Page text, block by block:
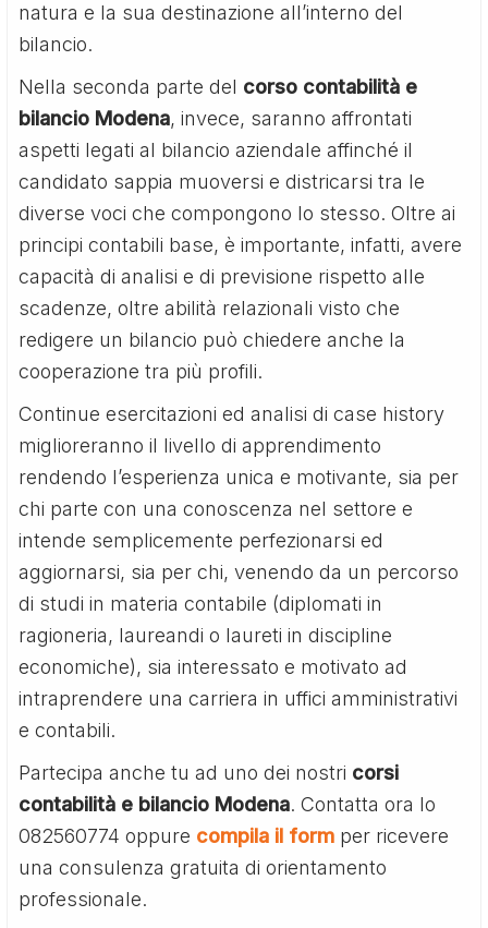
natura e la sua destinazione all’interno del
bilancio.
Nella seconda parte del corso contabilità e
bilancio Modena, invece, saranno affrontati
aspetti legati al bilancio aziendale affinché il
candidato sappia muoversi e districarsi tra le
diverse voci che compongono lo stesso. Oltre ai
principi contabili base, è importante, infatti, avere
capacità di analisi e di previsione rispetto alle
scadenze, oltre abilità relazionali visto che
redigere un bilancio può chiedere anche la
cooperazione tra più profili.
Continue esercitazioni ed analisi di case history
miglioreranno il livello di apprendimento
rendendo l’esperienza unica e motivante, sia per
chi parte con una conoscenza nel settore e
intende semplicemente perfezionarsi ed
aggiornarsi, sia per chi, venendo da un percorso
di studi in materia contabile (diplomati in
ragioneria, laureandi o laureti in discipline
economiche), sia interessato e motivato ad
intraprendere una carriera in uffici amministrativi
e contabili.
Partecipa anche tu ad uno dei nostri corsi
contabilità e bilancio Modena. Contatta ora lo
082560774 oppure compila il form per ricevere
una consulenza gratuita di orientamento
professionale.